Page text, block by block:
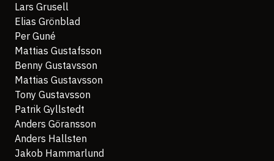
Lars Grusell
Elias Grönblad
Per Guné
Mattias Gustafsson
Benny Gustavsson
Mattias Gustavsson
Tony Gustavsson
Patrik Gyllstedt
Anders Göransson
Anders Hallsten
Jakob Hammarlund